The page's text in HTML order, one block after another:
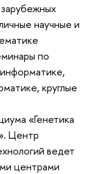
научные и
по
круглые
«Генетика
Центр
ведет
центрами